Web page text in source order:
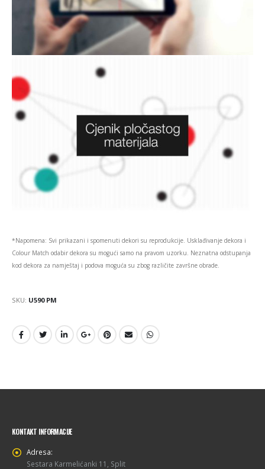
*Napomena: Svi prikazani i spomenuti dekori su reprodukcije. Usklađivanje dekora i
Colour Match odabir dekora su mogući samo na pravom uzorku. Neznatna odstupanja
kod dekora za namještaj i podova moguća su zbog različite završne obrade.
SKU: U590 PM
KONTAKT INFORMACIJE
Adresa:
Sestara Karmelićanki 11, Split